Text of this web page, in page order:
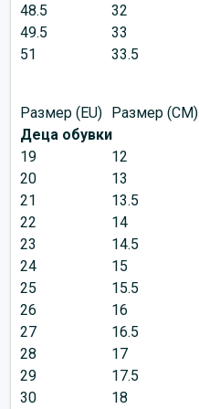
48.5
32
49.5
33
51
33.5
Размер (EU) Размер (CM)
Деца обувки
19
12
20
13
21
13.5
22
14
23
14.5
24
15
25
15.5
26
16
27
16.5
28
17
29
17.5
30
18